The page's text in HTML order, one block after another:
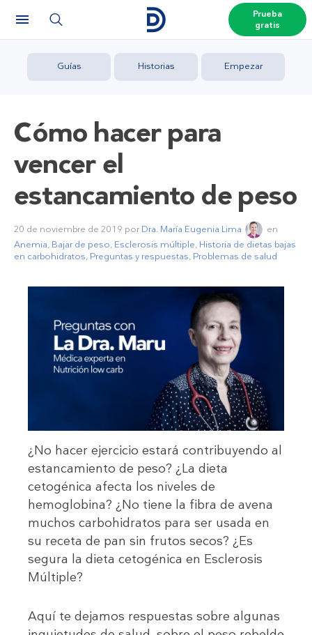
Prueba
gratis
Guías Historias Empezar
Cómo hacer para
vencer el
estancamiento de peso
20 de noviembre de 2019 por Dra. María Eugenia Lima
en
Anemia, Bajar de peso, Esclerosis múltiple, Historia de dietas bajas
en carbohidratos, Preguntas y respuestas, Problemas de salud
¿No hacer ejercicio estará contribuyendo al
estancamiento de peso? ¿La dieta
cetogénica afecta los niveles de
hemoglobina? ¿No tiene la fibra de avena
muchos carbohidratos para ser usada en
su receta de pan sin frutos secos? ¿Es
segura la dieta cetogénica en Esclerosis
Múltiple?
Aquí te dejamos respuestas sobre algunas